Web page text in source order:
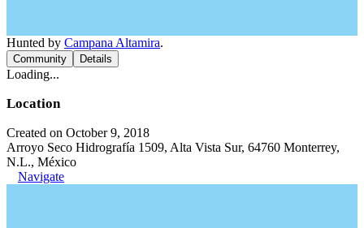
Hunted by Campana Altamira.
Community Details
Loading...
Location
Created on October 9, 2018
Arroyo Seco Hidrografía 1509, Alta Vista Sur, 64760 Monterrey,
N.L., México
Navigate